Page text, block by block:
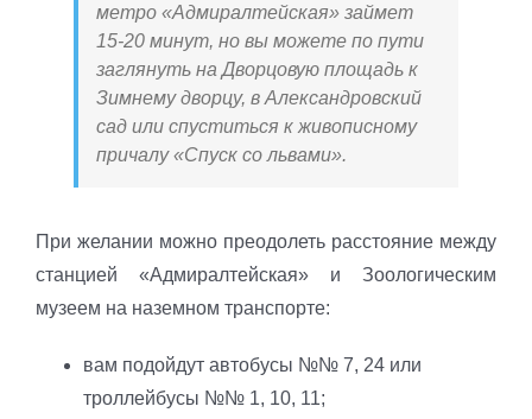
метро «Адмиралтейская» займет
15-20 минут, но вы можете по пути
заглянуть на Дворцовую площадь к
Зимнему дворцу, в Александровский
сад или спуститься к живописному
причалу «Спуск со львами».
При желании можно преодолеть расстояние между
станцией «Адмиралтейская» и Зоологическим
музеем на наземном транспорте:
вам подойдут автобусы №№ 7, 24 или
троллейбусы №№ 1, 10, 11;